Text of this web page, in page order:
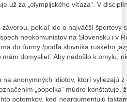
už za „olympijského víťaza“. V
pokiaľ ide o najväčší športový
neokomunistov na Slovensku i v
do ťurmy /podľa slovníka ruského
domyslieť. Aby nedošlo k omylu,
na anonymných idiotov, ktorí vyliezajú
„popelka“ múdro konštatuje,
potomkov, keď neargumentujú